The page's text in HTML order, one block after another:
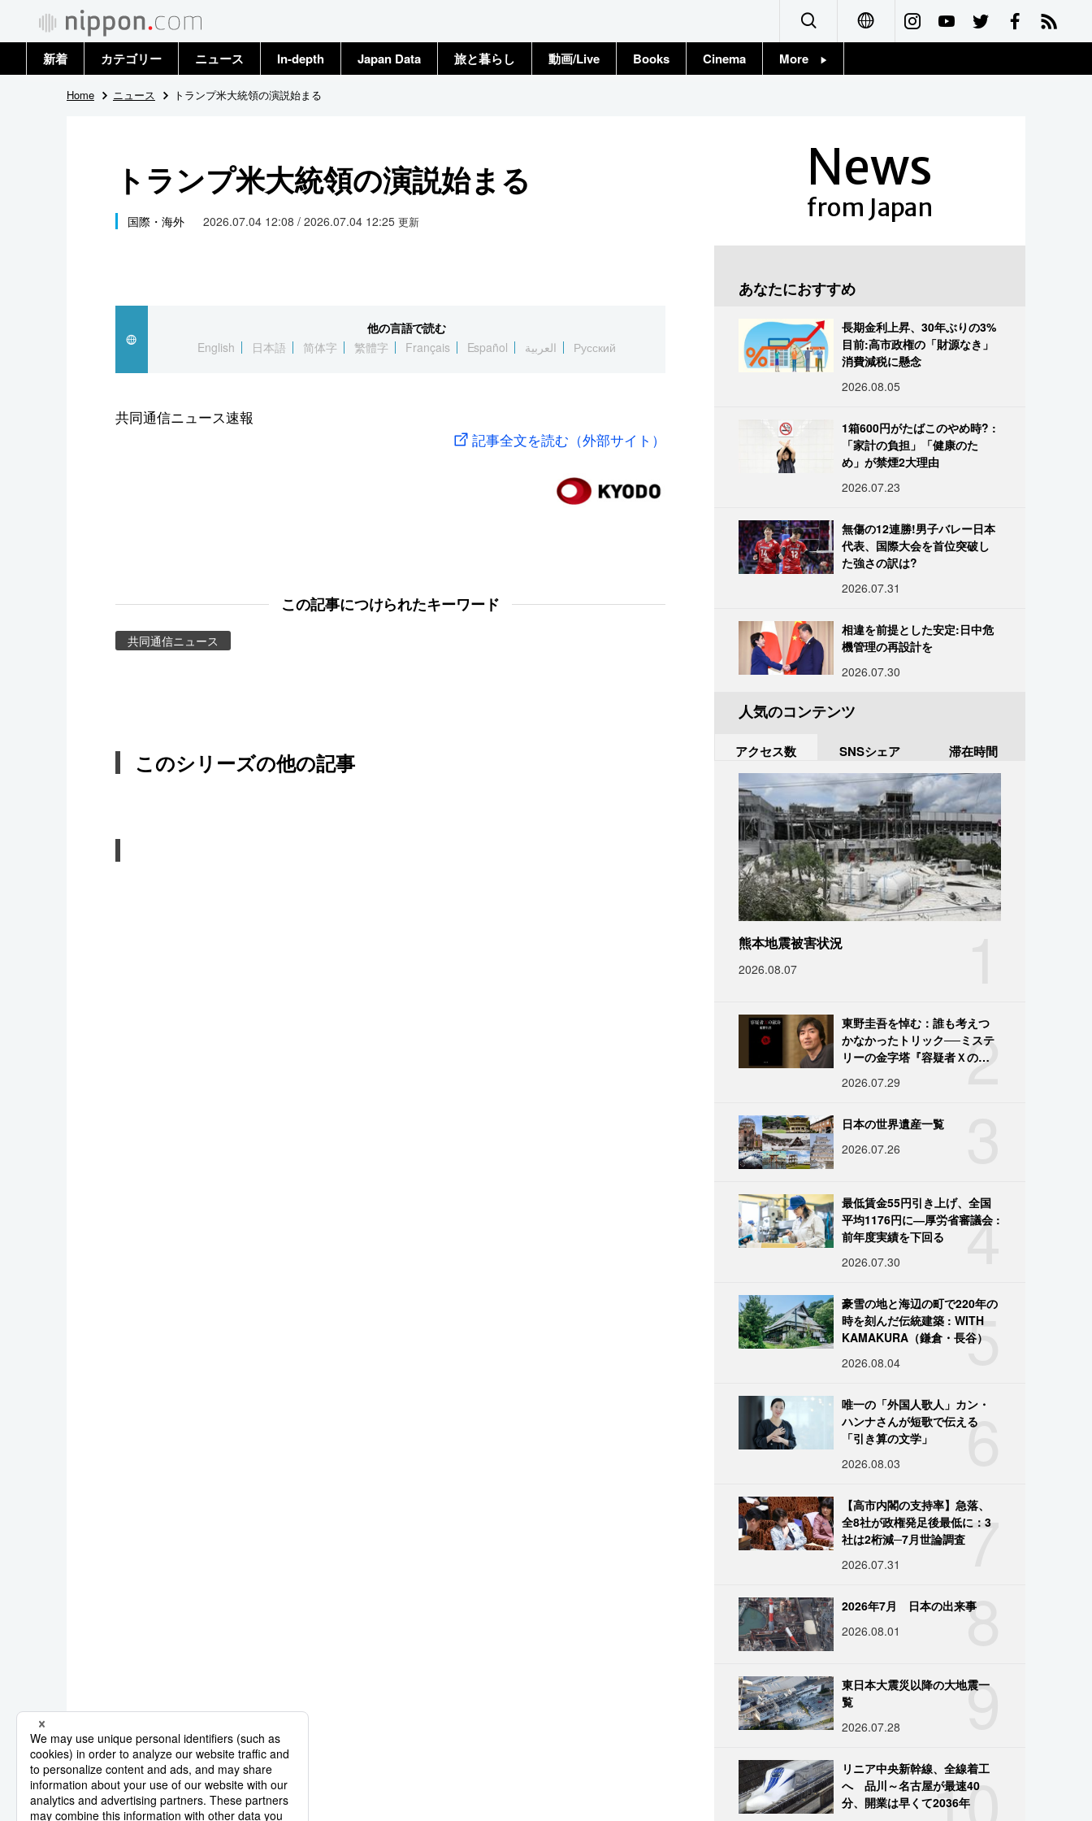
Français
新着 カテゴリー
政治・外交
科学・技術
暮らし
ニュース
トップ
In-depth Japan Data 旅と暮らし 動画/Live Books Cinema More
Home ニュース トランプ米大統領の演説始まる
トランプ米大統領の演説始まる
国際・海外 2026.07.04 12:08 / 2026.07.04 12:25 更新
他の言語で読む
English
日本語 简体字 繁體字 Français Español العربية Русский
共同通信ニュース速報
記事全文を読む（外部サイト）
この記事につけられたキーワード
共同通信ニュース
このシリーズの他の記事
News
from Japan
あなたにおすすめ
長期金利上昇、30年ぶりの3%
目前:高市政権の「財源なき」
消費減税に懸念
2026.08.05
1箱600円がたばこのやめ時? :
「家計の負担」「健康のた
め」が禁煙2大理由
2026.07.23
無傷の12連勝!男子バレー日本
代表、国際大会を首位突破し
た強さの訳は?
2026.07.31
相違を前提とした安定:日中危
機管理の再設計を
2026.07.30
人気のコンテンツ
アクセス数 SNSシェア 滞在時間
熊本地震被害状況
2026.08.07
2
東野圭吾を悼む：誰も考えつ
かなかったトリック──ミステ
リーの金字塔『容疑者Ｘの献
2026.07.29
日本の世界遺産一覧
2026.07.26
4
最低賃金55円引き上げ、全国
平均1176円に―厚労省審議会 :
前年度実績を下回る
2026.07.30
5
豪雪の地と海辺の町で220年の
時を刻んだ伝統建築 : WITH
KAMAKURA（鎌倉・長谷）
2026.08.04
6
唯一の「外国人歌人」カン・
ハンナさんが短歌で伝える
「引き算の文学」
2026.08.03
7
【高市内閣の支持率】急落、
全8社が政権発足後最低に：3
社は2桁減─7月世論調査
2026.07.31
8
2026年7月 日本の出来事
2026.08.01
9
東日本大震災以降の大地震一
覧
2026.07.28
10
リニア中央新幹線、全線着工
へ 品川～名古屋が最速40
分、開業は早くて2036年